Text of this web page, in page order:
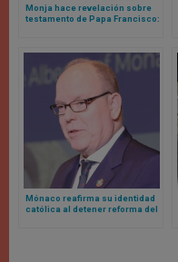
Monja hace revelación sobre
testamento de Papa Francisco:
Mónaco reafirma su identidad
católica al detener reforma del